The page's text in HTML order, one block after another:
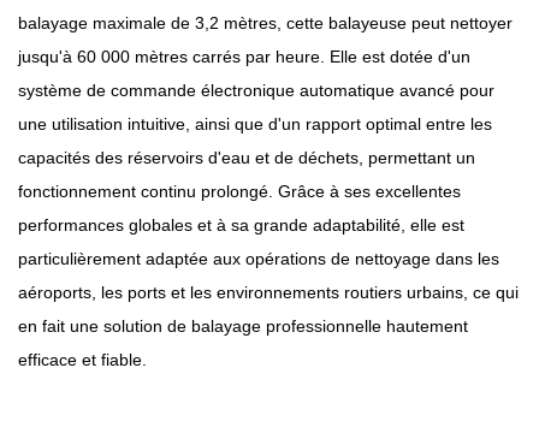
balayage maximale de 3,2 mètres, cette balayeuse peut nettoyer
jusqu'à 60 000 mètres carrés par heure. Elle est dotée d'un
système de commande électronique automatique avancé pour
une utilisation intuitive, ainsi que d'un rapport optimal entre les
capacités des réservoirs d'eau et de déchets, permettant un
fonctionnement continu prolongé. Grâce à ses excellentes
performances globales et à sa grande adaptabilité, elle est
particulièrement adaptée aux opérations de nettoyage dans les
aéroports, les ports et les environnements routiers urbains, ce qui
en fait une solution de balayage professionnelle hautement
efficace et fiable.